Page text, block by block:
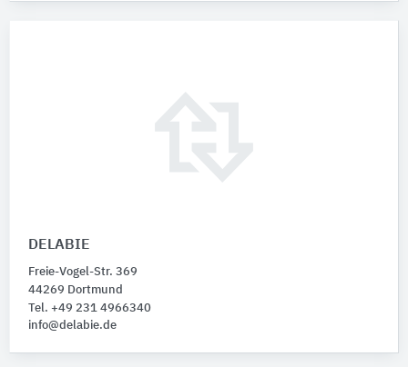
DELABIE
Freie-Vogel-Str. 369
44269 Dortmund
Tel. +49 231 4966340
info@delabie.de